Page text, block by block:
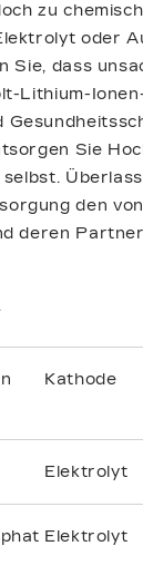
zu
oder
Sie, dass
Lithium-
Sie
den
deren
Kathode
Elektrolyt
Elektrolyt